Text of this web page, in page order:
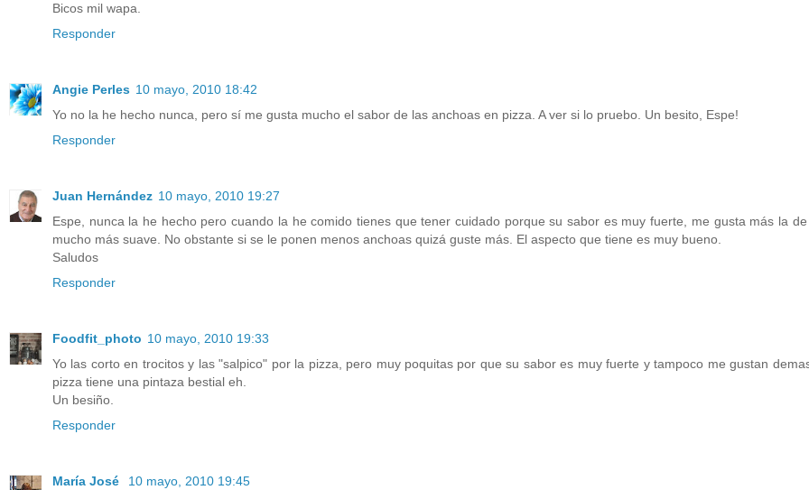
Bicos mil wapa.
Responder
Angie Perles 10 mayo, 2010 18:42
Yo no la he hecho nunca, pero sí me gusta mucho el sabor de las anchoas en pizza. A ver si lo pruebo. Un besito, Espe!
Responder
Juan Hernández 10 mayo, 2010 19:27
Espe, nunca la he hecho pero cuando la he comido tienes que tener cuidado porque su sabor es muy fuerte, me gusta más la
mucho más suave. No obstante si se le ponen menos anchoas quizá guste más. El aspecto que tiene es muy bueno.
Saludos
Responder
Foodfit_photo 10 mayo, 2010 19:33
Yo las corto en trocitos y las "salpico" por la pizza, pero muy poquitas por que su sabor es muy fuerte y tampoco me gustan
pizza tiene una pintaza bestial eh.
Un besiño.
Responder
María José
10 mayo, 2010 19:45